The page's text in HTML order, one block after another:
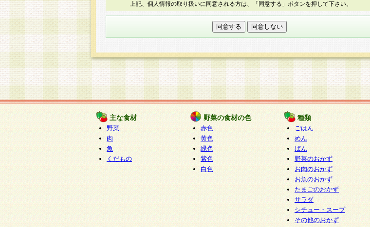
個人情報の取り扱いを外部に委託する場合は、当社が規定する個人情報管理基準を満た
す企業を選定して委託を行い、適切な取り扱いが行われるよう監督します。
本人からの求めにより、当社が本件により取得した開示対象個人情報の利用目的の通
知・開示・内容の訂正・追加または削除・利用の停止・消去及び第三者への提供の禁止
（以下、総称して「開示等」といいます。）に応じます。
開示等に応じる窓口は以下になります。
ぱくすく食堂個人情報お客様相談窓口
paku-info@pakusuku.com
個人情報を与えることは任意ですが、個人情報の取扱いについて同意をいただけない場
合には、当社のサービスの提供、お客様からのお問い合わせ・ご相談への対応ができな
い場合がございますのでご了承ください。
上記、個人情報の取り扱いに同意される方は、「同意する」ボタンを押して下さい。
主な食材
野菜
肉
魚
くだもの
野菜の食材の色
赤色
黄色
緑色
紫色
白色
種類
ごはん
めん
ぱん
野菜のおかず
お肉のおかず
お魚のおかず
たまごのおかず
サラダ
シチュー・スープ
その他のおかず